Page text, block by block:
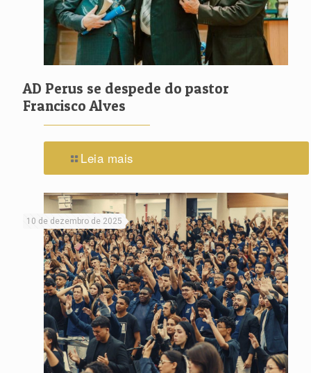
AD Perus se despede do pastor
Francisco Alves
Leia mais
10 de dezembro de 2025